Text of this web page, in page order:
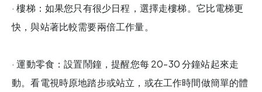
· 樓梯：如果您只有很少日程，選擇走樓梯。它比電梯更
快，與站著比較需要兩倍工作量。
· 運動零食：設置鬧鐘，提醒您每 20-30 分鐘站起來走
動。看電視時原地踏步或站立，或在工作時間做簡單的體